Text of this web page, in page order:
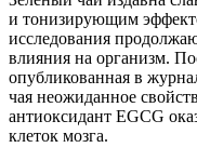
и тонизирующим
исследования
влияния на организм.
опубликованная в
чая неожиданное
антиоксидант EGCG
клеток мозга.